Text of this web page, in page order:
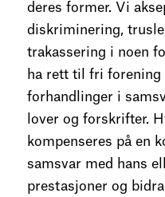
deres former. Vi
diskriminering,
trakassering i noen
ha rett til fri forening
forhandlinger i
lover og forskrifter.
kompenseres på en
samsvar med hans
prestasjoner og